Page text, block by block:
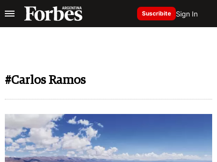
Suscribite Sign In
#Carlos Ramos